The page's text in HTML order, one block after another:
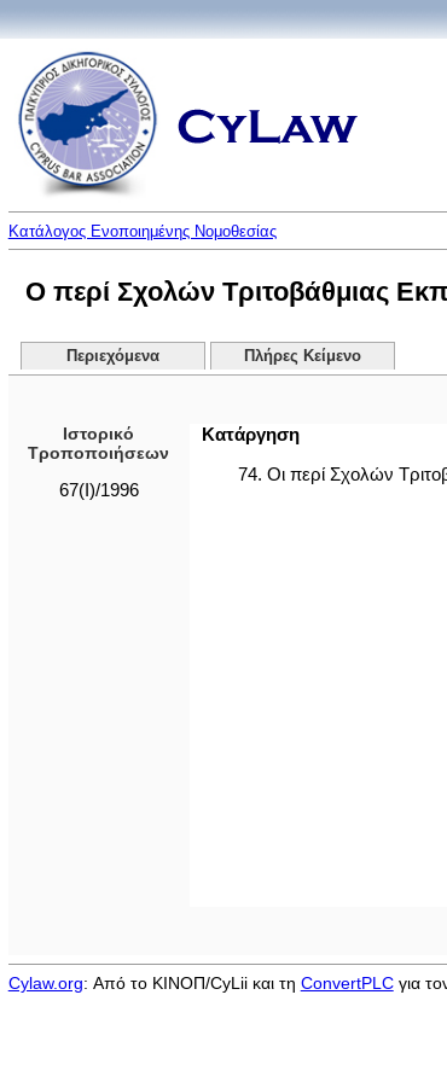
Κατάλογος Ενοποιημένης Νομοθεσίας
Ο περί Σχολών Τριτοβάθμιας
Περιεχόμενα Πλήρες Κείμενο
Ιστορικό
Τροποποιήσεων
67(I)/1996
Κατάργηση
74. Οι περί Σχολών
Cylaw.org: Από το ΚΙΝOΠ/CyLii και τη ConvertPLCγια